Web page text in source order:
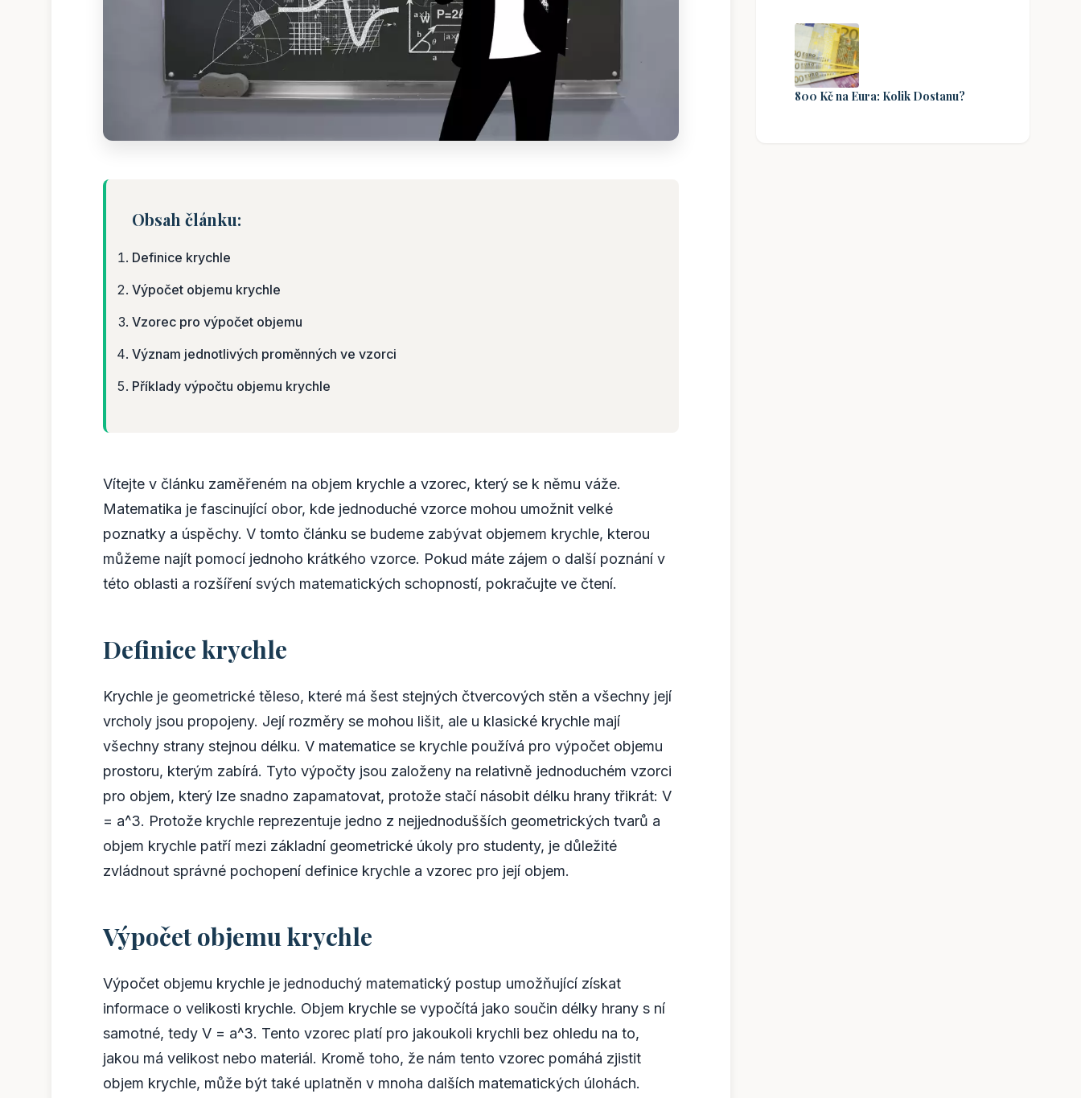
Obsah článku:
Definice krychle
Výpočet objemu krychle
Vzorec pro výpočet objemu
Význam jednotlivých proměnných ve vzorci
Příklady výpočtu objemu krychle
Vítejte v článku zaměřeném na objem krychle a vzorec, který se k němu váže.
Matematika je fascinující obor, kde jednoduché vzorce mohou umožnit velké
poznatky a úspěchy. V tomto článku se budeme zabývat objemem krychle, kterou
můžeme najít pomocí jednoho krátkého vzorce. Pokud máte zájem o další poznání v
této oblasti a rozšíření svých matematických schopností, pokračujte ve čtení.
Definice krychle
Krychle je geometrické těleso, které má šest stejných čtvercových stěn a všechny její
vrcholy jsou propojeny. Její rozměry se mohou lišit, ale u klasické krychle mají
všechny strany stejnou délku. V matematice se krychle používá pro výpočet objemu
prostoru, kterým zabírá. Tyto výpočty jsou založeny na relativně jednoduchém vzorci
pro objem, který lze snadno zapamatovat, protože stačí násobit délku hrany třikrát: V
= a^3. Protože krychle reprezentuje jedno z nejjednodušších geometrických tvarů a
objem krychle patří mezi základní geometrické úkoly pro studenty, je důležité
zvládnout správné pochopení definice krychle a vzorec pro její objem.
Výpočet objemu krychle
Výpočet objemu krychle je jednoduchý matematický postup umožňující získat
informace o velikosti krychle. Objem krychle se vypočítá jako součin délky hrany s ní
samotné, tedy V = a^3. Tento vzorec platí pro jakoukoli krychli bez ohledu na to,
jakou má velikost nebo materiál. Kromě toho, že nám tento vzorec pomáhá zjistit
objem krychle, může být také uplatněn v mnoha dalších matematických úlohách.
800 Kč na Eura: Kolik Dostanu?